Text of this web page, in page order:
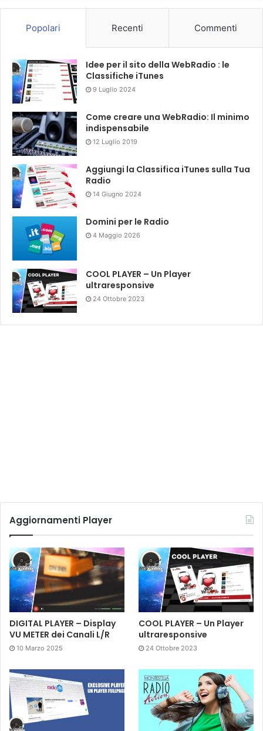
Popolari Recenti Commenti
Idee per il sito della WebRadio : le
Classifiche iTunes
9 Luglio 2024
Come creare una WebRadio: Il minimo
indispensabile
12 Luglio 2019
Aggiungi la Classifica iTunes sulla Tua
Radio
14 Giugno 2024
Domini per le Radio
4 Maggio 2026
COOL PLAYER – Un Player
ultraresponsive
24 Ottobre 2023
Aggiornamenti Player
DIGITAL PLAYER – Display
VU METER dei Canali L/R
10 Marzo 2025
COOL PLAYER – Un Player
ultraresponsive
24 Ottobre 2023